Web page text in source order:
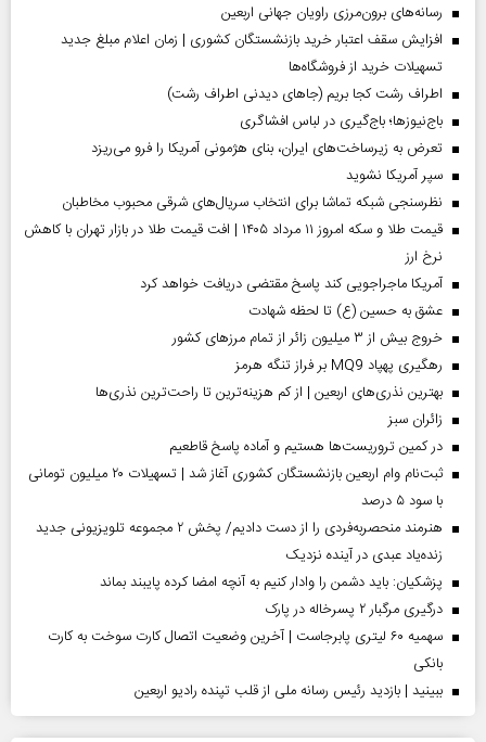
رسانه‌های برون‌مرزی راویان جهانی اربعین
افزایش سقف اعتبار خرید بازنشستگان کشوری | زمان اعلام مبلغ جدید
تسهیلات خرید از فروشگاه‌ها
اطراف رشت کجا بریم (جاهای دیدنی اطراف رشت)
باج‌نیوزها؛ باج‌گیری در لباس افشاگری
تعرض به زیرساخت‌های ایران، بنای هژمونی آمریکا را فرو می‌ریزد
سپر آمریکا نشوید
نظرسنجی شبکه تماشا برای انتخاب سریال‌های شرقی محبوب مخاطبان
قیمت طلا و سکه امروز ۱۱ مرداد ۱۴۰۵ | افت قیمت طلا در بازار تهران با کاهش
نرخ ارز
آمریکا ماجراجویی کند پاسخ مقتضی دریافت خواهد کرد
عشق به حسین (ع) تا لحظه شهادت
خروج بیش از ۳ میلیون زائر از تمام مرز‌های کشور
رهگیری پهپاد MQ9 بر فراز تنگه هرمز
بهترین نذری‌های اربعین | از کم هزینه‌ترین تا راحت‌ترین نذری‌ها
‌زائران سبز
در کمین تروریست‌ها هستیم و آماده پاسخ قاطعیم
ثبت‌نام وام اربعین بازنشستگان کشوری آغاز شد | تسهیلات ۲۰ میلیون تومانی
با سود ۵ درصد
هنرمند منحصر‌به‌فردی را از دست دادیم/ پخش ۲ مجموعه تلویزیونی جدید
زنده‌یاد عبدی در آینده نزدیک
پزشکیان: باید دشمن را وادار کنیم به آنچه امضا کرده پایبند بماند
درگیری مرگبار ۲ پسرخاله در پارک
سهمیه ۶۰ لیتری پابرجاست | آخرین وضعیت اتصال کارت سوخت به کارت
بانکی
ببینید | بازدید رئیس رسانه ملی از قلب تپنده رادیو اربعین